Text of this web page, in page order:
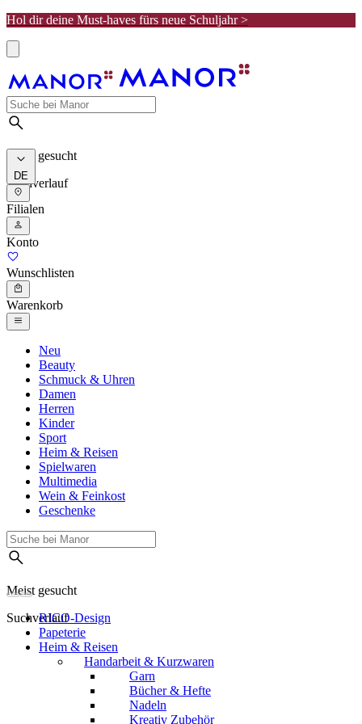
Hol dir deine Must-haves fürs neue Schuljahr >
Meist gesucht
Suchverlauf
DE
Filialen
Konto
Wunschlisten
Warenkorb
Neu
Beauty
Schmuck & Uhren
Damen
Herren
Kinder
Sport
Heim & Reisen
Spielwaren
Multimedia
Wein & Feinkost
Geschenke
Meist gesucht
SuchverlaufRICO-Design
Papeterie
Heim & Reisen
Handarbeit & Kurzwaren
Garn
Bücher & Hefte
Nadeln
Kreativ Zubehör